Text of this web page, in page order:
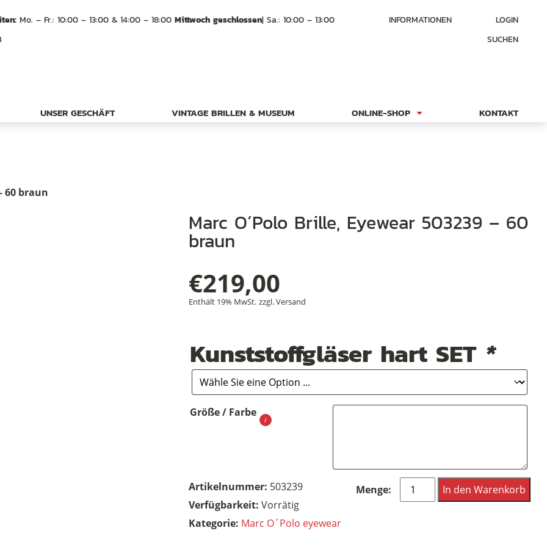
Mo. – Fr.: 10:00 – 13:00 & 14:00 – 18:00 Mittwoch geschlossen| Sa.: 10:00 – 13:00 INFORMATIONEN
LOGIN
SUCHEN
UNSER GESCHÄFT VINTAGE BRILLEN & MUSEUM ONLINE-SHOP KONTAKT
60 braun
Marc O´Polo Brille, Eyewear 503239 – 60
braun
€219,00
Enthält 19% MwSt. zzgl.Versand
Kunststoffgläser hart SET *
Größe / Farbe
Artikelnummer: 503239
Vorrätig
Kategorie: Marc O´Polo eyewear
Marc
O
In den Warenkorb